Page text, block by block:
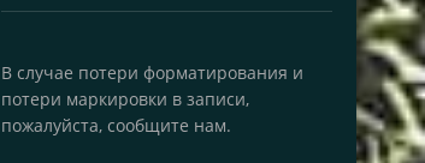
В случае потери форматирования и
потери маркировки в записи,
пожалуйста, сообщите нам.